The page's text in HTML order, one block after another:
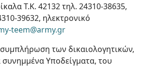
Τ.Κ. 42132 τηλ. 24310-38635,
39632, ηλεκτρονικό
teem@army.gr
συμπλήρωση των δικαιολογητικών,
Υποδείγματα, του